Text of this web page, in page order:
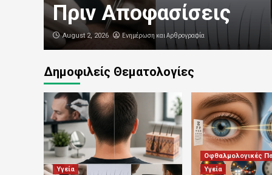
Πριν Αποφασίσεις
August 2, 2026 Ενημέρωση και Αρθρογραφία
Δημοφιλείς Θεματολογίες
Υγεία
Οφθαλμολογικές
Υγεία